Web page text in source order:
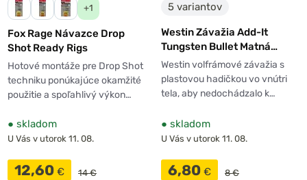
+1
Fox Rage Návazce Drop
Shot Ready Rigs
Hotové montáže pre Drop Shot
techniku ponúkajúce okamžité
použitie a spoľahlivý výkon…
● skladom
U Vás v utorok 11. 08.
12,60 € 14 €
5 variantov
Westin Závažia Add-It
Tungsten Bullet Matná
Čierna
Westin volfrámové závažia s
plastovou hadičkou vo vnútri
tela, aby nedochádzalo k…
● skladom
U Vás v utorok 11. 08.
6,80 € 8 €